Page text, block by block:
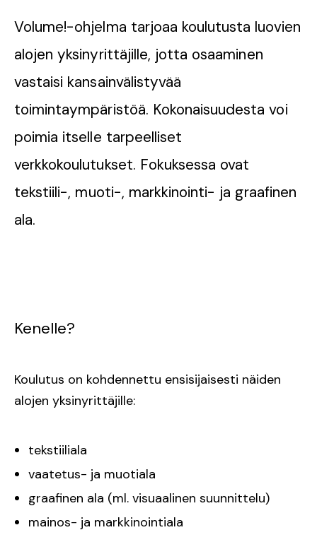
Volume!-ohjelma tarjoaa koulutusta luovien
alojen yksinyrittäjille, jotta osaaminen
vastaisi kansainvälistyvää
toimintaympäristöä. Kokonai­suudesta voi
poimia itselle tarpeelliset
verkkokoulutukset. Fokuksessa ovat
tekstiili-, muoti-, markkinointi- ja graafinen
ala.
Kenelle?
Koulutus on kohdennettu ensisijaisesti näiden
alojen yksinyrittäjille:
tekstiiliala
vaatetus- ja muotiala
graafinen ala (ml. visuaalinen suunnittelu)
mainos- ja markkinointiala